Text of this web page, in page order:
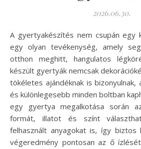
2026.06.30.
A gyertyakészítés nem csupán egy kreatív hobbi, hanem
egy olyan tevékenység, amely
otthon meghitt, hangulatos
készült gyertyák nemcsak
tökéletes ajándéknak is bizonyulnak,
és különlegesebb minden boltban
egy gyertya megalkotása során
formát, illatot és színt
felhasznált anyagokat is, így biztos
végeredmény pontosan az ő